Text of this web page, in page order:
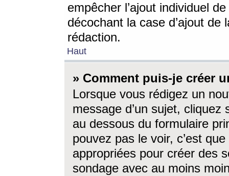
empêcher l’ajout individuel
décochant la case d’ajout
rédaction.
Haut
» Comment puis-je créer
Lorsque vous rédigez un
message d’un sujet, cliquez
au dessous du formulaire
pouvez pas le voir, c’est
appropriées pour créer des
sondage avec au moins